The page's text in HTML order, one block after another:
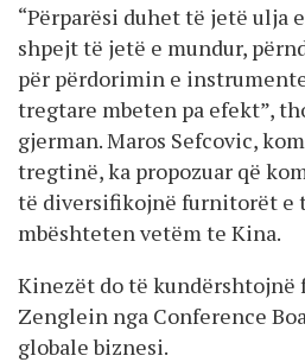
“Përparësi duhet të jetë ulja
shpejt të jetë e mundur,
për përdorimin e
tregtare mbeten pa efekt”,
gjerman. Maros Sefcovic,
tregtinë, ka propozuar që
të diversifikojnë furnitorët e
mbështeten vetëm te Kina.
Kinezët do të kundërshtojnë
Zenglein nga Conference
globale biznesi.